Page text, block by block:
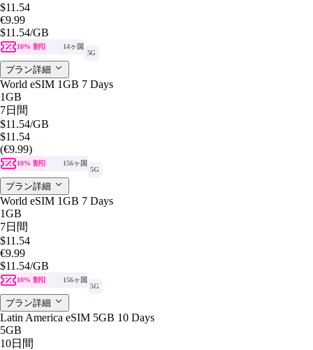
$11.54
€9.99
$11.54/GB
10% 割引
14ヶ国
5G
プラン詳細
World eSIM 1GB 7 Days
1GB
7日間
$11.54/GB
$11.54
(€9.99)
10% 割引
156ヶ国
5G
プラン詳細
World eSIM 1GB 7 Days
1GB
7日間
$11.54
€9.99
$11.54/GB
10% 割引
156ヶ国
5G
プラン詳細
Latin America eSIM 5GB 10 Days
5GB
10日間